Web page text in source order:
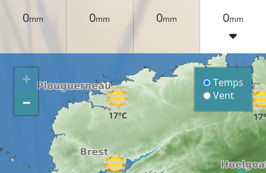
0mm
0mm
0mm
0mm
17°C
+
−
Temps
Vent